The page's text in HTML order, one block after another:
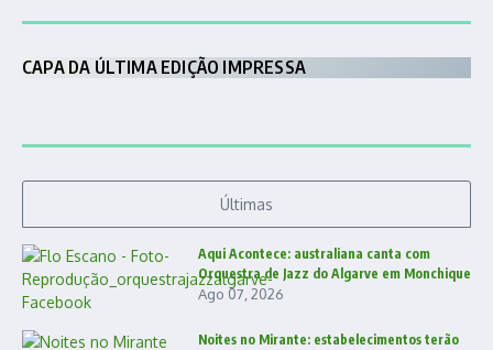
CAPA DA ÚLTIMA EDIÇÃO IMPRESSA
Últimas
Aqui Acontece: australiana canta com
Orquestra de Jazz do Algarve em Monchique
Ago 07, 2026
Noites no Mirante: estabelecimentos terão